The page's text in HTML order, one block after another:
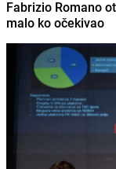
Fabrizio Romano
malo ko očekivao